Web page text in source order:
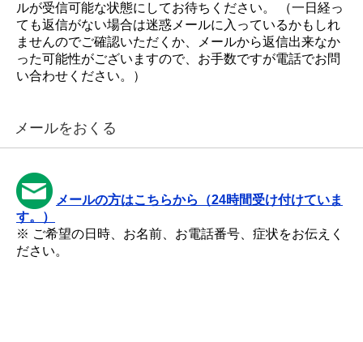
ルが受信可能な状態にしてお待ちください。 （一日経っ
ても返信がない場合は迷惑メールに入っているかもしれ
ませんのでご確認いただくか、メールから返信出来なか
った可能性がございますので、お手数ですが電話でお問
い合わせください。）
メールをおくる
メールの方はこちらから（24時間受け付けていま
す。）
※ ご希望の日時、お名前、お電話番号、症状をお伝えく
ださい。